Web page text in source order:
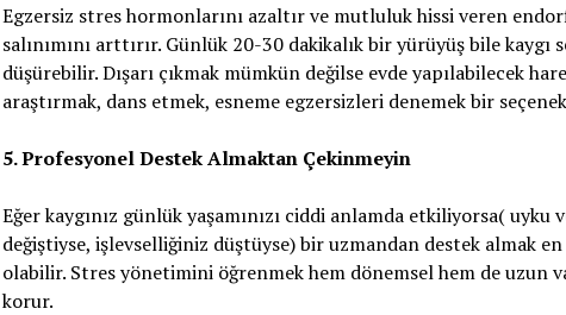
Egzersiz stres hormonlarını azaltır ve mutluluk hissi veren
salınımını arttırır. Günlük 20-30 dakikalık bir yürüyüş bile kaygı
düşürebilir. Dışarı çıkmak mümkün değilse evde yapılabilecek
araştırmak, dans etmek, esneme egzersizleri denemek bir
5. Profesyonel Destek Almaktan Çekinmeyin
Eğer kaygınız günlük yaşamınızı ciddi anlamda etkiliyorsa( uyku
değiştiyse, işlevselliğiniz düştüyse) bir uzmandan destek almak en
olabilir. Stres yönetimini öğrenmek hem dönemsel hem de uzun
korur.